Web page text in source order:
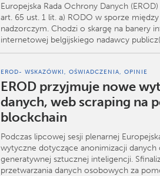
Europejska Rada Ochrony Danych
art. 65 ust. 1 lit. a) RODO w sporze
nadzorczym. Chodzi o skargę na banery
internetowej belgijskiego nadawcy
EROD- WSKAZÓWKI, OŚWIADCZENIA, OPINIE
EROD przyjmuje nowe
danych, web scraping na
blockchain
Podczas lipcowej sesji plenarnej
wytyczne dotyczące anonimizacji
generatywnej sztucznej inteligencji.
przetwarzania danych osobowych za